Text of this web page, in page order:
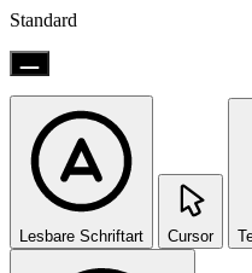
Standard
Lesbare Schriftart Cursor